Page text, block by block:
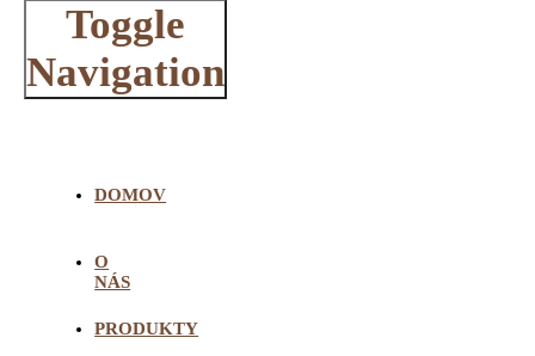
Toggle
Navigation
DOMOV
O
NÁS
PRODUKTY